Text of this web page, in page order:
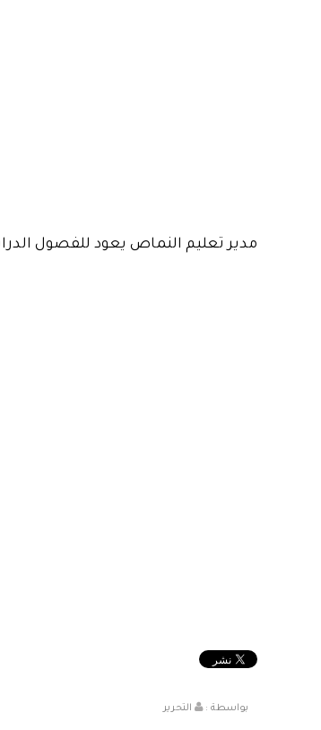
مدير تعليم النماص يعود للفصول
بواسطة : التحرير